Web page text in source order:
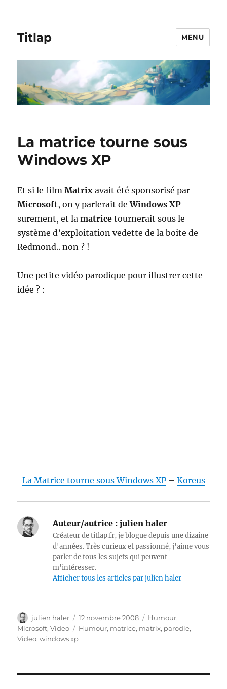
Titlap MENU
La matrice tourne sous
Windows XP
Et si le filmMatrixavait été sponsorisé par
Microsoft, on y parlerait deWindows XP
surement, et lamatricetournerait sous le
système d’exploitation vedette de la boite de
Redmond.. non ? !
Une petite vidéo parodique pour illustrer cette
idée ? :
La Matrice tourne sous Windows XP– Koreus
Auteur/autrice : julien haler
Créateur de titlap.fr, je blogue depuis une dizaine
d'années. Très curieux et passionné, j'aime vous
parler de tous les sujets qui peuvent
m'intéresser.
Afficher tous les articles par julien haler
Auteur
julien haler
Publié
le
12 novembre 2008 Catégories
Humour,
Microsoft,Video Étiquettes
Humour, matrice, matrix, parodie,
Video,windows xp